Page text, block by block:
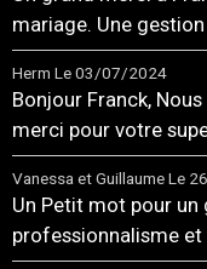
mariage. Une
Herm Le 03/07/2024
Bonjour Franck,
merci pour votre
Vanessa et GuillaumeLe
Un Petit mot pour un
professionnalisme